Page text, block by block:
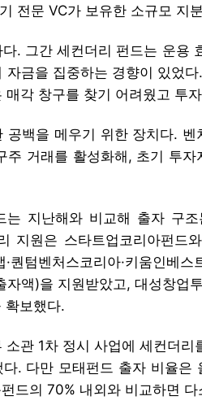
전문 VC가 보유한 소규모 지
. 그간 세컨더리 펀드는 운용
자금을 집중하는 경향이 있었
매각 창구를 찾기 어려웠고 투
공백을 메우기 위한 장치다.
주 거래를 활성화해, 초기 투
는 지난해와 비교해 출자 구
지원은 스타트업코리아펀드
퀀텀벤처스코리아·키움인베
액)을 지원받았고, 대성창업
확보했다.
소관 1차 정시 사업에 세컨더
. 다만 모태펀드 출자 비율
드의 70% 내외와 비교하면